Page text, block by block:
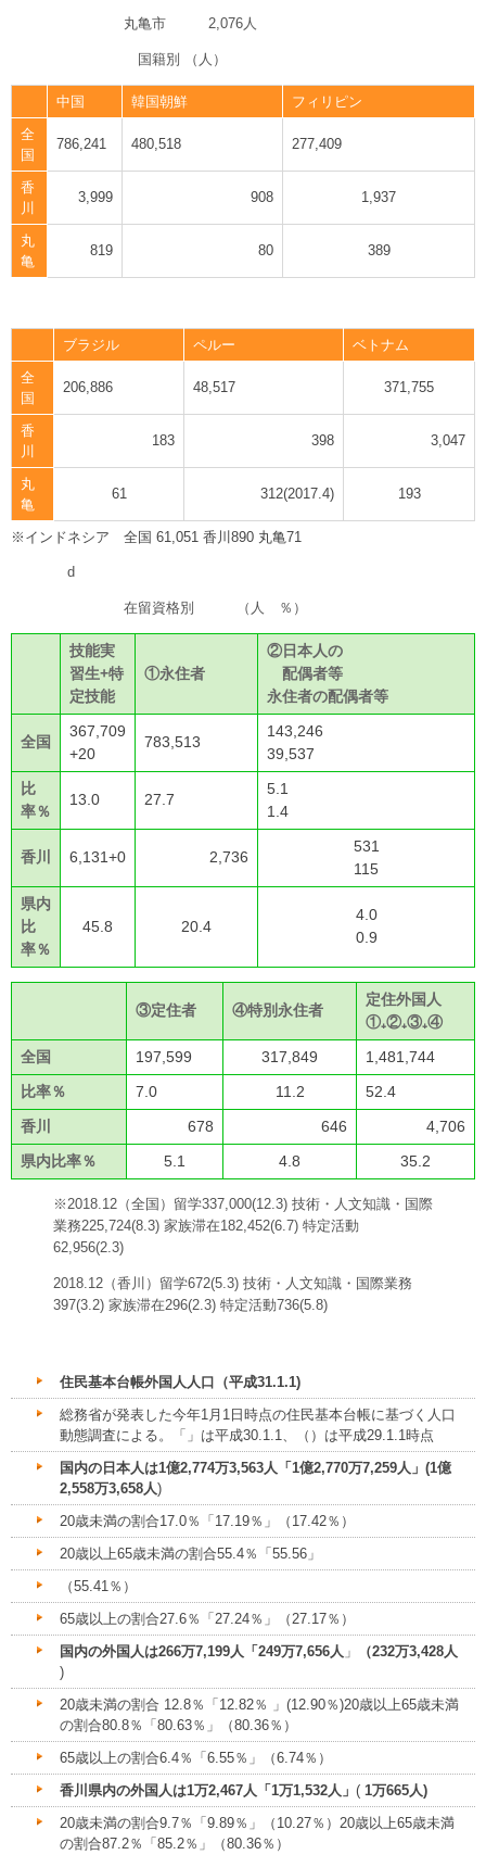
丸亀市 2,076人
国籍別 （人）
中国 韓国朝鮮
フィリピン
全
国
786,241 480,518 277,409
香
川
3,999 908 1,937
丸
亀
819 80 389
ブラジル ペルー
ベトナム
全
国
206,886 48,517 371,755
香
川
183 398 3,047
丸
亀
61 312(2017.4) 193
※インドネシア 全国 61,051 香川890 丸亀71
d
在留資格別 （人 ％）
技能実
習生+特
定技能
①永住者
②日本人の
配偶者等
永住者の配偶者等
全国
367,709
+20
783,513
143,246
39,537
比
率％
13.0 27.7
5.1
1.4
香川 6,131+0 2,736
531
115
県内
比
率％
45.8 20.4
4.0
0.9
③定住者 ④特別永住者
定住外国人
①₊②₊③₊④
全国
197,599 317,849
1,481,744
比率％
7.0 11.2
52.4
香川
678 646
4,706
県内比率％
5.1 4.8 35.2
※2018.12（全国）留学337,000(12.3) 技術・人文知識・国際
業務225,724(8.3) 家族滞在182,452(6.7) 特定活動
62,956(2.3)
2018.12（香川）留学672(5.3) 技術・人文知識・国際業務
397(3.2) 家族滞在296(2.3) 特定活動736(5.8)
住民基本台帳外国人人口（平成31.1.1)
総務省が発表した今年1月1日時点の住民基本台帳に基づく人口
動態調査による。「」は平成30.1.1、（）は平成29.1.1時点
国内の日本人は1億2,774万3,563人「1億2,770万7,259人」(1億
2,558万3,658人)
20歳未満の割合17.0％「17.19％」（17.42％）
20歳以上65歳未満の割合55.4％「55.56」
（55.41％）
65歳以上の割合27.6％「27.24％」（27.17％）
国内の外国人は266万7,199人「249万7,656人 」
（232万3,428人
)
20歳未満の割合 12.8％「12.82％ 」(12.90％)20歳以上65歳未満
の割合80.8％「80.63％」（80.36％）
65歳以上の割合6.4％「6.55％」（6.74％）
香川県内の外国人は1万2,467人「1万1,532人」 ( 1万665人)
20歳未満の割合9.7％「9.89％」（10.27％）20歳以上65歳未満
の割合87.2％「85.2％」（80.36％）